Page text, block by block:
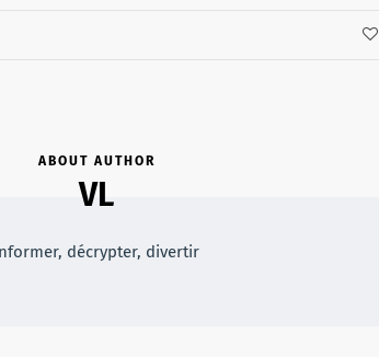
ABOUT AUTHOR
VL
décrypter, divertir